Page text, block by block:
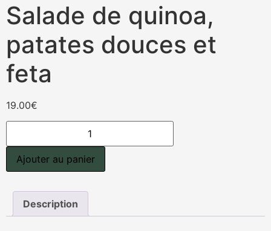
Salade de quinoa,
patates douces et
feta
19.00€
quantité
Salade
quinoa,
patates
et
Ajouter au panier
Description